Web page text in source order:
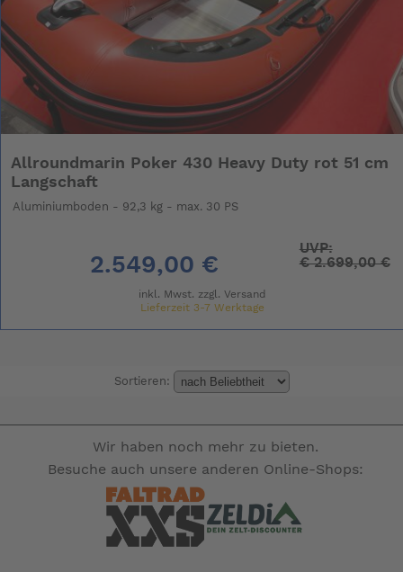
Allroundmarin Poker 430 Heavy Duty rot 51 cm
Langschaft
Aluminiumboden - 92,3 kg - max. 30 PS
2.549,00 €
UVP:
€2.699,00 €
inkl. Mwst. zzgl. Versand
Lieferzeit 3-7 Werktage
Sortieren:
Wir haben noch mehr zu bieten.
Besuche auch unsere anderen Online-Shops: